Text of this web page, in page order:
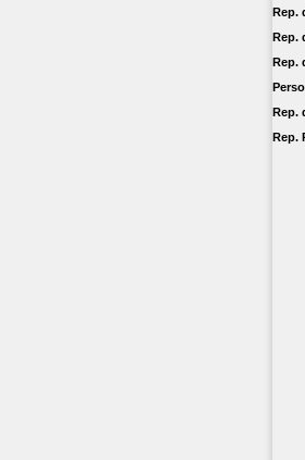
Rep.
Rep.
Rep.
Rep.
Rep.